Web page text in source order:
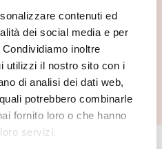
contenuti ed
dei social media e per
inoltre
utilizzi il nostro sito con i
di analisi dei dati web,
potrebbero combinarle
fornito loro o che hanno
servizi.